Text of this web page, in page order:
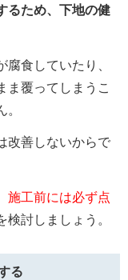
るため、下地の健
食していたり、
ま覆ってしまうこ
改善しないからで
施工前には必ず点
討しましょう。
る